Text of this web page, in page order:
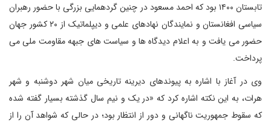
تابستان ۱۴۰۰ بود که احمد مسعود در چنین گردهمایی بزرگی با حضور رهبران
سیاسی افغانستان و نمایندگان نهادهای علمی و دیپلماتیک از ۲۰ کشور جهان
حضور می یافت و به اعلام دیدگاه ها و سیاست های جبهه مقاومت ملی می
پرداخت.
وی در آغاز با اشاره به پیوندهای دیرینه تاریخی میان شهر دوشنبه و شهر
هرات، به این نکته اشاره کرد که «در یک و نیم سال گذشته بسیار گفته شده
که سقوط جمهوریت ناگهانی و دور از انتظار بود؛ در حالی که شواهد آن را از